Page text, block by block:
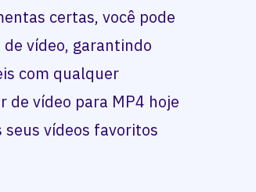
certas, você pode
vídeo, garantindo
com qualquer
de vídeo para MP4 hoje
vídeos favoritos